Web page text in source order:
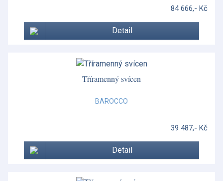
84 666,- Kč
Detail
Tříramenný svícen
BAROCCO
39 487,- Kč
Detail